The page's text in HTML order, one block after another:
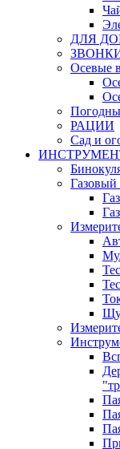
ДЛЯ
Осевые
РАЦИИ
Сад и
Газовый